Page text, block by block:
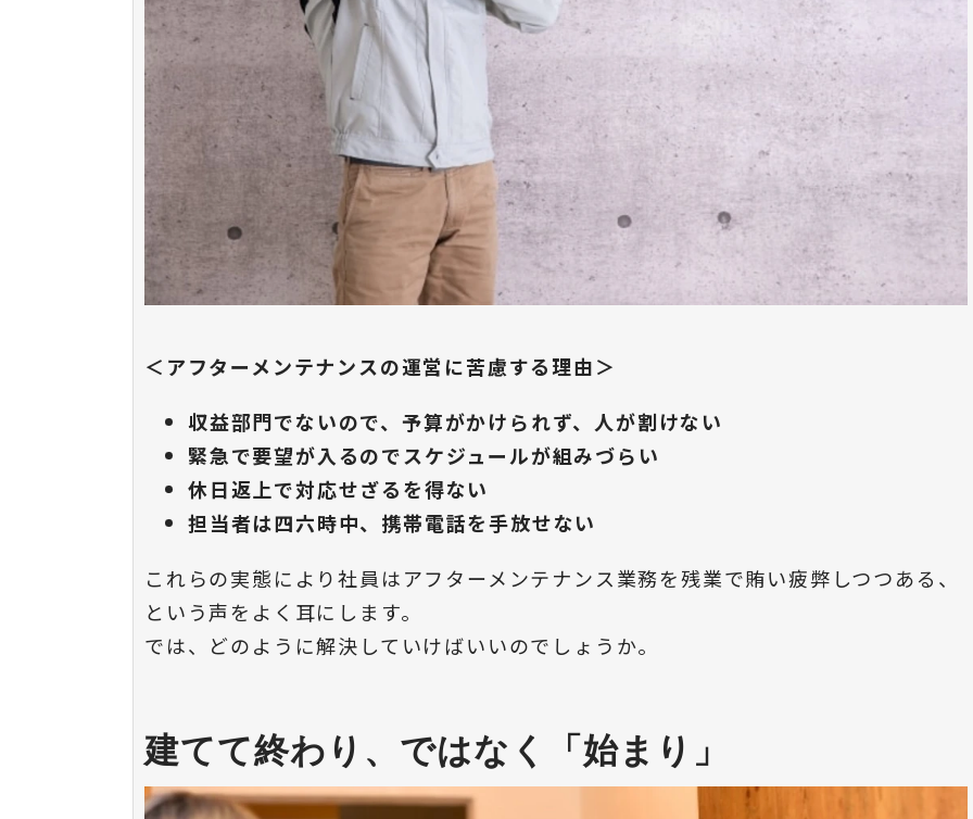
＜アフターメンテナンスの運営に苦慮する理由＞
収益部門でないので、予算がかけられず、人が割けない
緊急で要望が入るのでスケジュールが組みづらい
休日返上で対応せざるを得ない
担当者は四六時中、携帯電話を手放せない
これらの実態により社員はアフターメンテナンス業務を残業で賄い疲弊しつつある、
という声をよく耳にします。
では、どのように解決していけばいいのでしょうか。
建てて終わり、ではなく「始まり」